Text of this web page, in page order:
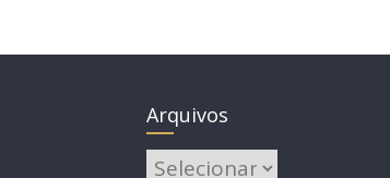
Arquivos
Arquivos